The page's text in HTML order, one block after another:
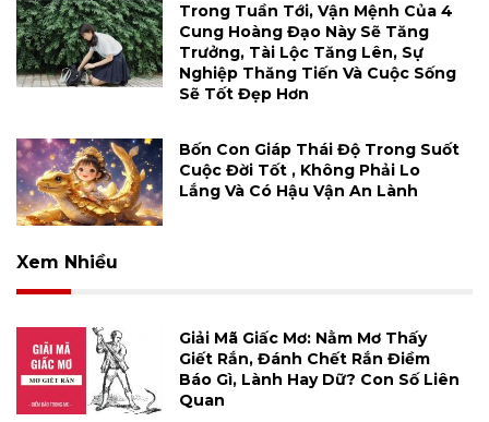
Trong Tuần Tới, Vận Mệnh Của 4
Cung Hoàng Đạo Này Sẽ Tăng
Trưởng, Tài Lộc Tăng Lên, Sự
Nghiệp Thăng Tiến Và Cuộc Sống
Sẽ Tốt Đẹp Hơn
Bốn Con Giáp Thái Độ Trong Suốt
Cuộc Đời Tốt , Không Phải Lo
Lắng Và Có Hậu Vận An Lành
Xem Nhiều
Giải Mã Giấc Mơ: Nằm Mơ Thấy
Giết Rắn, Đánh Chết Rắn Điềm
Báo Gì, Lành Hay Dữ? Con Số Liên
Quan